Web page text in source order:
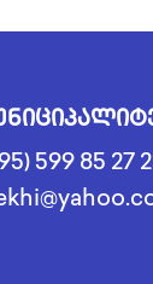
599 85 27